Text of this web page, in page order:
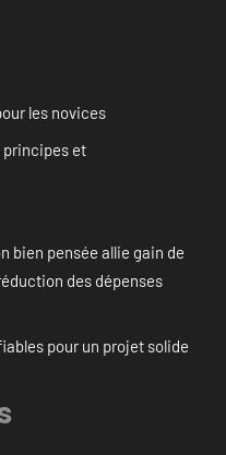
les novices
principes et
bien pensée allie gain de
des dépenses
pour un projet solide